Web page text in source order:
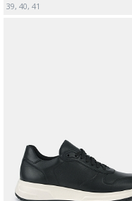
39, 40, 41